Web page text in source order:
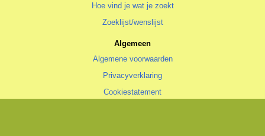
Hoe vind je wat je zoekt
Zoeklijst/wenslijst
Algemeen
Algemene voorwaarden
Privacyverklaring
Cookiestatement